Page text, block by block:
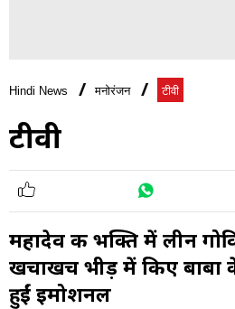
Hindi News मनोरंजन टीवी
टीवी
महादेव की भक्ति में लीन
खचाखच भीड़ में किए बाबा
हुईं इमोशनल